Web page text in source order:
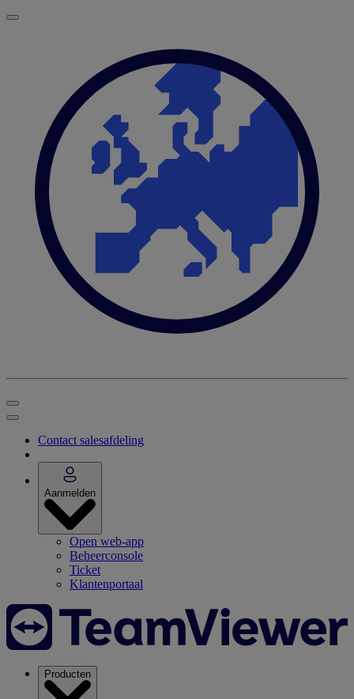
Contact salesafdeling
Aanmelden
Open web-app
Beheerconsole
Ticket
Klantenportaal
Producten